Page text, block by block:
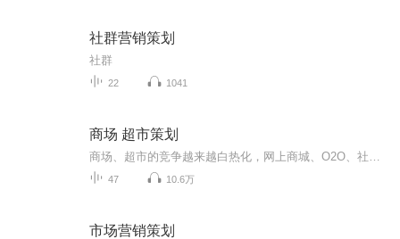
社群营销策划
社群
22 1041
商场 超市策划
47 10.6万
市场营销策划